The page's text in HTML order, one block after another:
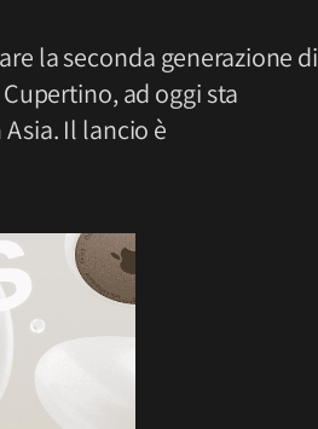
la seconda generazione di
ad oggi sta
Il lancio è